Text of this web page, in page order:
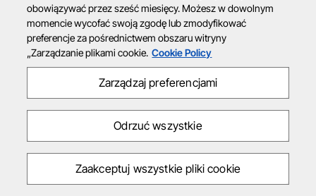
obowiązywać przez sześć miesięcy. Możesz w dowolnym
momencie wycofać swoją zgodę lub zmodyfikować
preferencje za pośrednictwem obszaru witryny
„Zarządzanie plikami cookie. Cookie Policy
Zarządzaj preferencjami
Odrzuć wszystkie
Zaakceptuj wszystkie pliki cookie